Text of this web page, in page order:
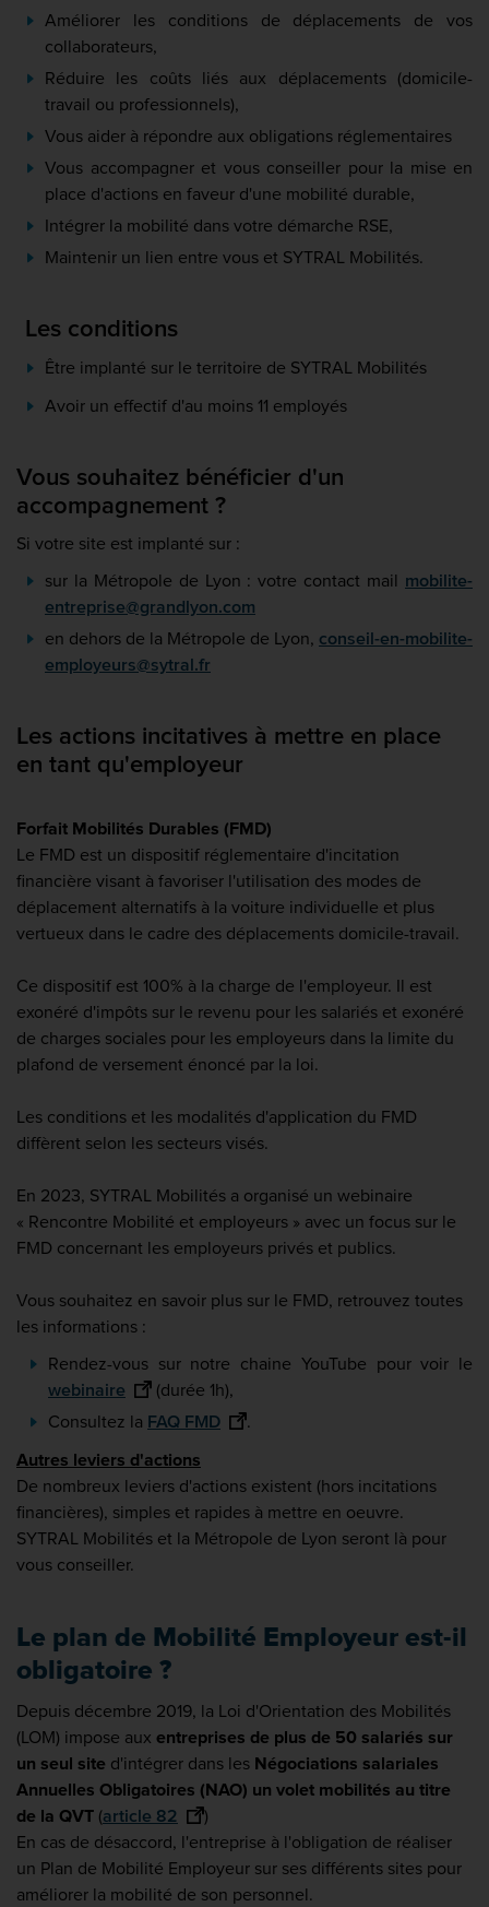
Améliorer les conditions de déplacements de vos
collaborateurs,
Réduire les coûts liés aux déplacements (domicile-
travail ou professionnels),
Vous aider à répondre aux obligations réglementaires
Vous accompagner et vous conseiller pour la mise en
place d'actions en faveur d'une mobilité durable,
Intégrer la mobilité dans votre démarche RSE,
Maintenir un lien entre vous et SYTRAL Mobilités.
Les conditions
Être implanté sur le territoire de SYTRAL Mobilités
Avoir un effectif d'au moins 11 employés
Vous souhaitez bénéficier d'un
accompagnement ?
Si votre site est implanté sur :
sur la Métropole de Lyon : votre contact mail mobilite-
entreprise@grandlyon.com
en dehors de la Métropole de Lyon, conseil-en-mobilite-
employeurs@sytral.fr
Les actions incitatives à mettre en place
en tant qu'employeur
Forfait Mobilités Durables (FMD)
Le FMD est un dispositif réglementaire d'incitation
financière visant à favoriser l'utilisation des modes de
déplacement alternatifs à la voiture individuelle et plus
vertueux dans le cadre des déplacements domicile-travail.
Ce dispositif est 100% à la charge de l'employeur. Il est
exonéré d'impôts sur le revenu pour les salariés et exonéré
de charges sociales pour les employeurs dans la limite du
plafond de versement énoncé par la loi.
Les conditions et les modalités d'application du FMD
diffèrent selon les secteurs visés.
En 2023, SYTRAL Mobilités a organisé un webinaire
« Rencontre Mobilité et employeurs » avec un focus sur le
FMD concernant les employeurs privés et publics.
Vous souhaitez en savoir plus sur le FMD, retrouvez toutes
les informations :
Rendez-vous sur notre chaine YouTube pour voir le
webinaire
(durée 1h),
Consultez la FAQ FMD
.
Autres leviers d'actions
De nombreux leviers d'actions existent (hors incitations
financières), simples et rapides à mettre en oeuvre.
SYTRAL Mobilités et la Métropole de Lyon seront là pour
vous conseiller.
Le plan de Mobilité Employeur est-il
obligatoire ?
Depuis décembre 2019, la Loi d'Orientation des Mobilités
(LOM) impose aux entreprises de plus de 50 salariés sur
un seul site d'intégrer dans les Négociations salariales
Annuelles Obligatoires (NAO) un volet mobilités au titre
de la QVT (article 82
)
En cas de désaccord, l'entreprise à l'obligation de réaliser
un Plan de Mobilité Employeur sur ses différents sites pour
améliorer la mobilité de son personnel.